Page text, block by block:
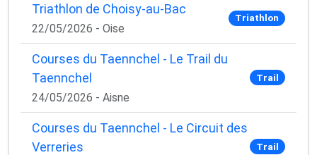
Triathlon de Choisy-au-Bac
22/05/2026 - Oise
Triathlon
Courses du Taennchel - Le Trail du
Taennchel
24/05/2026 - Aisne
Trail
Courses du Taennchel - Le Circuit des
Verreries
Trail